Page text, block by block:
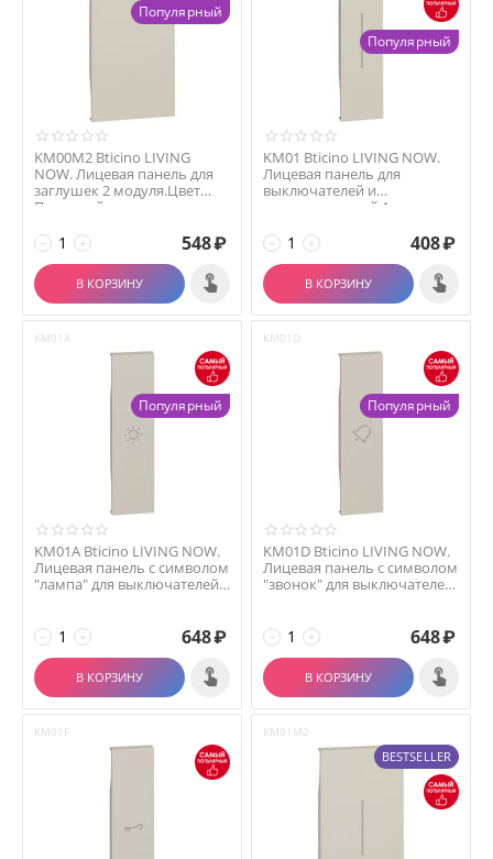
Популярный
KM00M2 Bticino LIVING
NOW. Лицевая панель для
заглушек 2 модуля.Цвет
Песочный.
+
− 548₽
В КОРЗИНУ
Популярный
KM01 Bticino LIVING NOW.
Лицевая панель для
выключателей и
переключателей 1
+
− 408₽
В КОРЗИНУ
KM01A
Популярный
KM01A Bticino LIVING NOW.
Лицевая панель с символом
"лампа" для выключателей
+
− 648₽
В КОРЗИНУ
KM01D
Популярный
KM01D Bticino LIVING NOW.
Лицевая панель с символом
"звонок" для выключателей
+
− 648₽
В КОРЗИНУ
KM01F
KM01M2
BESTSELLER